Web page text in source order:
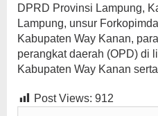
DPRD Provinsi Lampung,
Lampung, unsur
Kabupaten Way Kanan,
perangkat daerah (OPD) di
Kabupaten Way Kanan
Post Views: 912